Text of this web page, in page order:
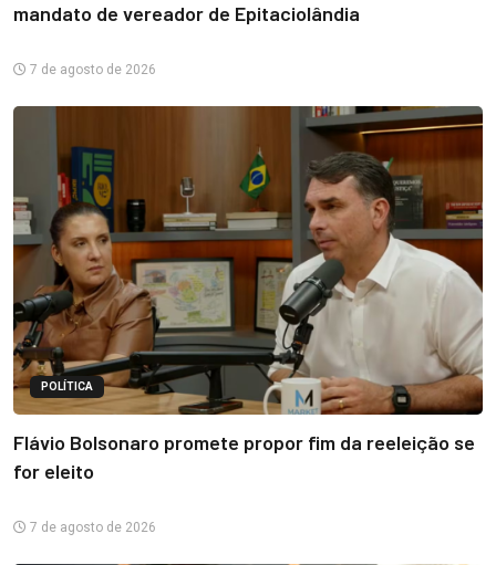
mandato de vereador de Epitaciolândia
7 de agosto de 2026
POLÍTICA
Flávio Bolsonaro promete propor fim da reeleição se
for eleito
7 de agosto de 2026